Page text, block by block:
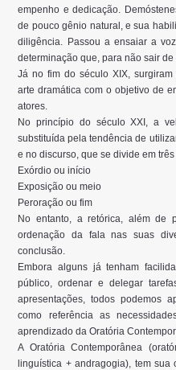
empenho e dedicação.
de pouco gênio natural, e sua
diligência. Passou a ensaiar a
determinação que, para não sair
Já no fim do século XIX,
arte dramática com o objetivo de
atores.
No princípio do século XXI, a
substituída pela tendência de
e no discurso, que se divide em
Exórdio ou início
Exposição ou meio
Peroração ou fim
No entanto, a retórica, além de
ordenação da fala nas suas
conclusão.
Embora alguns já tenham
público, ordenar e delegar
apresentações, todos podemos
como referência as
aprendizado da Oratória
A Oratória Contemporânea
linguística + andragogia), tem